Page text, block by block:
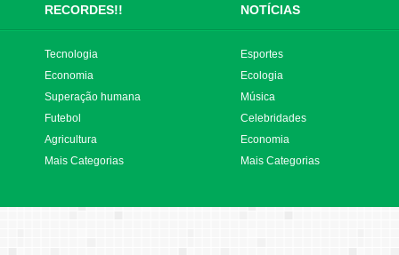
RECORDES!! NOTÍCIAS
Tecnologia
Economia
Superação humana
Futebol
Agricultura
Mais Categorias
Esportes
Ecologia
Música
Celebridades
Economia
Mais Categorias